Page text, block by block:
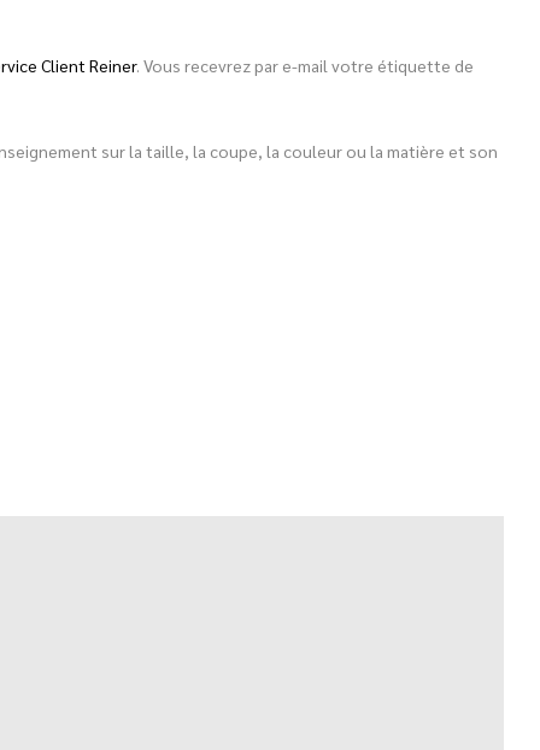
Client Reiner. Vous recevrez par e-mail votre étiquette de
sur la taille, la coupe, la couleur ou la matière et son